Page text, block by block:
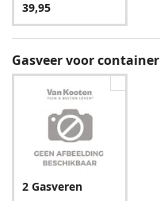
39,95
Gasveer voor container
2 Gasveren